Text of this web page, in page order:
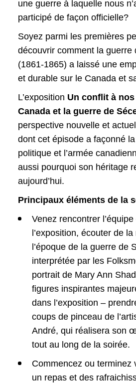
une guerre à laquelle nous
participé de façon officielle?
Soyez parmi les premières
découvrir comment la guerre
(1861-1865) a laissé une
et durable sur le Canada et
L’exposition Un conflit à
Canada et la guerre de
perspective nouvelle et
dont cet épisode a façonné
politique et l’armée
aussi pourquoi son héritage
aujourd’hui.
Principaux éléments de la
Venez rencontrer
l’exposition, écouter de
l’époque de la guerre de
interprétée par les
portrait de Mary Ann
figures inspirantes
dans l’exposition –
coups de pinceau de
André, qui réalisera son
tout au long de la soirée.
Commencez ou terminez
un repas et des